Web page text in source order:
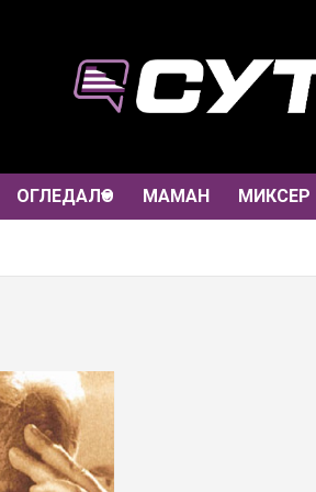
ОГЛЕДАЛО МАМАН МИКСЕР